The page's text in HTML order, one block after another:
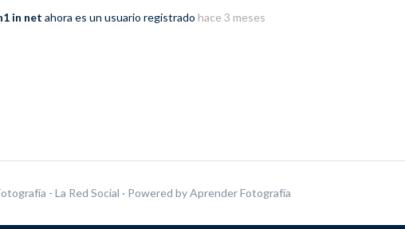
in net ahora es un usuario registrado hace 3 meses
- La Red Social · Powered byAprender Fotografía